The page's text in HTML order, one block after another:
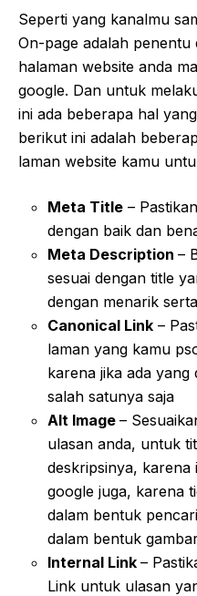
Seperti yang kanalmu
On-page adalah
halaman website anda
google. Dan untuk
ini ada beberapa hal
berikut ini adalah
laman website kamu
Meta Title –
dengan baik dan
Meta Description –
sesuai dengan title
dengan menarik
Canonical Link –
laman yang kamu
karena jika ada yang
salah satunya saja
Alt Image –
ulasan anda, untuk
deskripsinya, karena
google juga, karena
dalam bentuk
dalam bentuk
Internal Link –
Link untuk ulasan